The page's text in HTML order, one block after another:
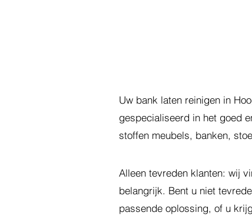
Uw bank laten reinigen in
gespecialiseerd in het goed
stoffen meubels, banken,
Alleen tevreden klanten: wij
belangrijk. Bent u niet
passende oplossing, of u